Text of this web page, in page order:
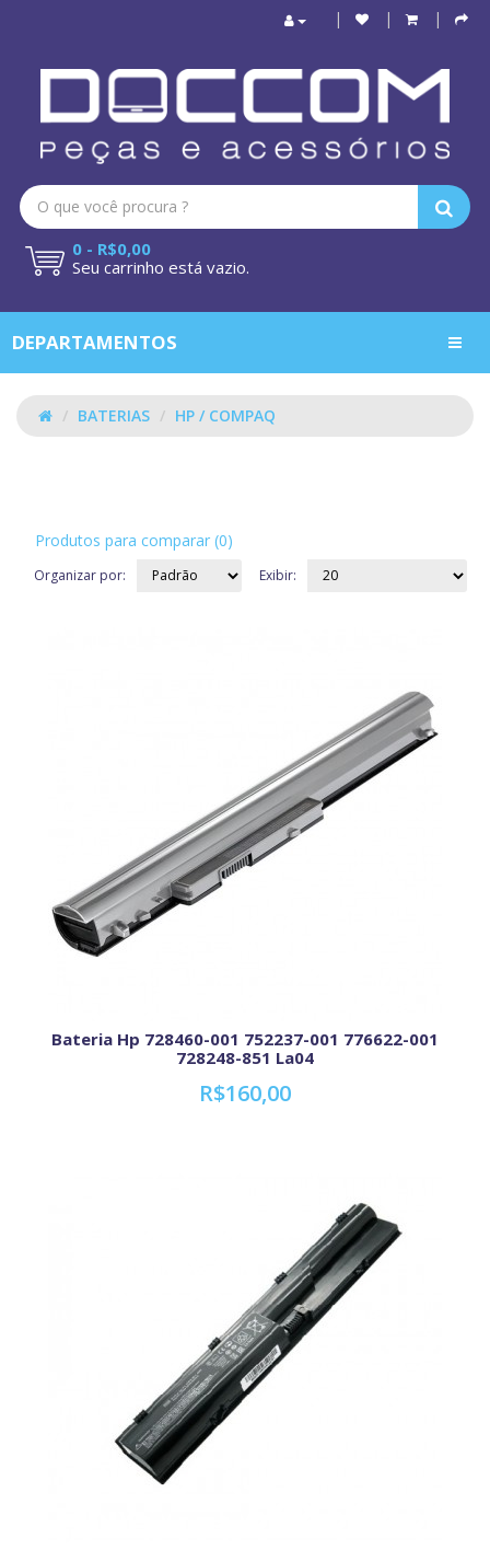
0 - R$0,00
Seu carrinho está vazio.
DEPARTAMENTOS
BATERIAS HP / COMPAQ
Produtos para comparar (0)
Organizar por: Exibir:
Bateria Hp 728460-001 752237-001 776622-001
728248-851 La04
R$160,00